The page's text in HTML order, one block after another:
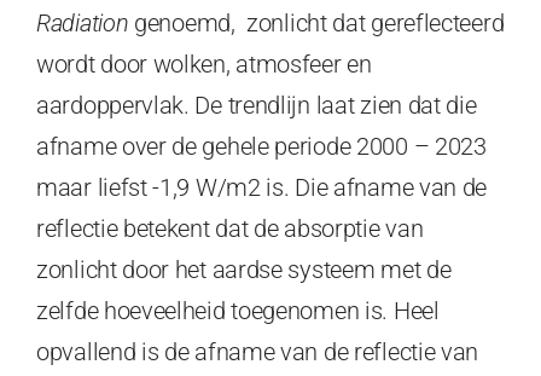
Radiation genoemd, zonlicht dat gereflecteerd
wordt door wolken, atmosfeer en
aardoppervlak. De trendlijn laat zien dat die
afname over de gehele periode 2000 – 2023
maar liefst -1,9 W/m2 is. Die afname van de
reflectie betekent dat de absorptie van
zonlicht door het aardse systeem met de
zelfde hoeveelheid toegenomen is. Heel
opvallend is de afname van de reflectie van